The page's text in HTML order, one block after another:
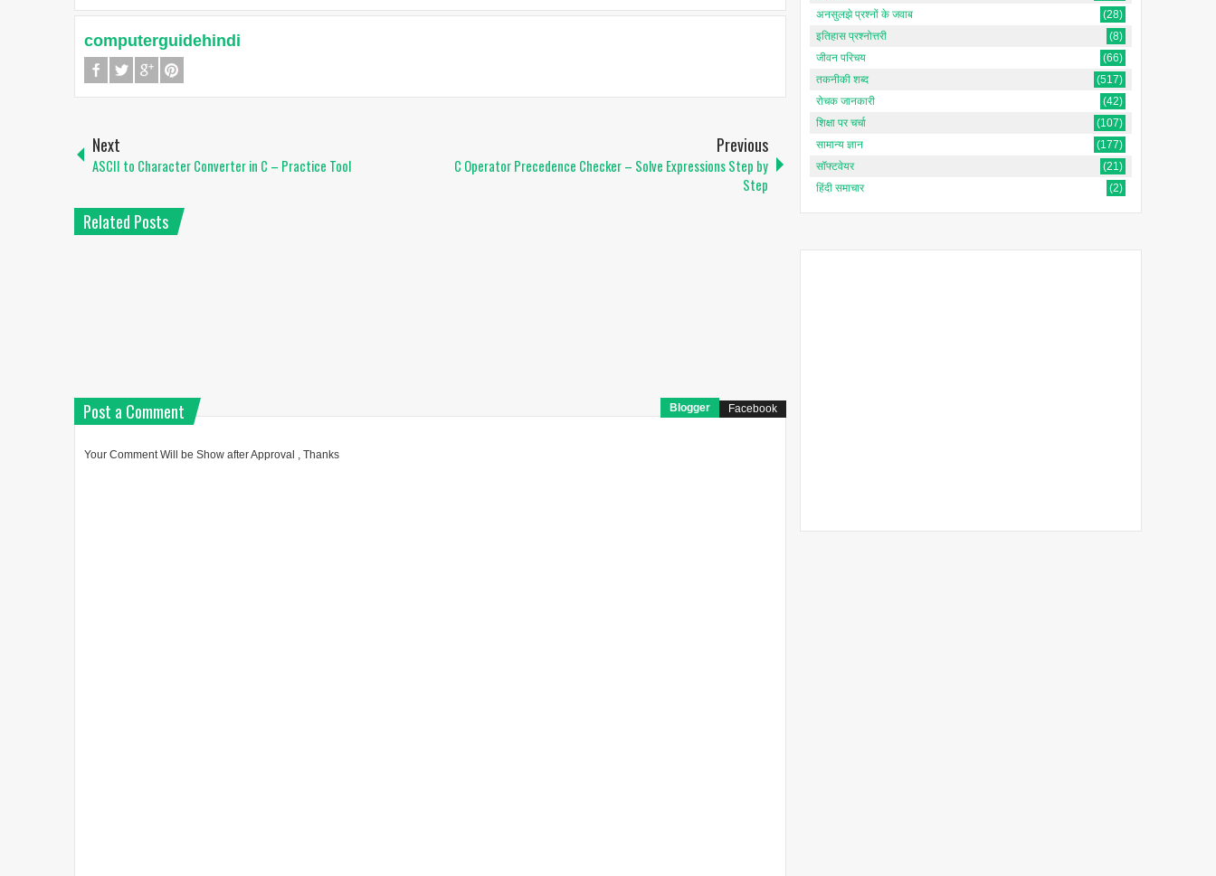
computerguidehindi
Next
ASCII to Character Converter in C – Practice Tool
Previous
C Operator Precedence Checker – Solve Expressions Step by
Step
Related Posts
Post a Comment Blogger Facebook
Your Comment Will be Show after Approval , Thanks
अनसुलझे प्रश्नों के जवाब
(28)
इतिहास प्रश्नोत्तरी
(8)
जीवन परिचय
(66)
तकनीकी शब्द
(517)
रोचक जानकारी
(42)
शिक्षा पर चर्चा
(107)
सामान्य ज्ञान
(177)
सॉफ्टवेयर
(21)
हिंदी समाचार
(2)